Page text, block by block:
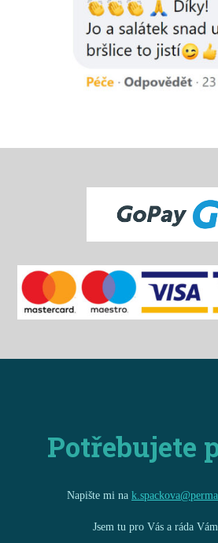
Potřebujete
Napište mi na
Jsem tu pro Vás a ráda